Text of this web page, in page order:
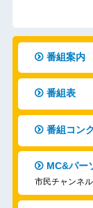
番組案内
番組表
番組コン
MC&パー
市民チャンネ